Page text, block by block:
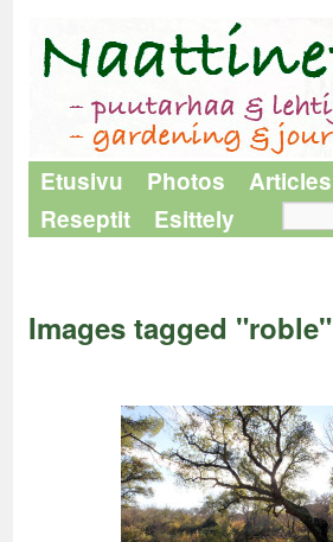
Etusivu Photos Articles
Reseptit
Esittely
Images tagged "roble"